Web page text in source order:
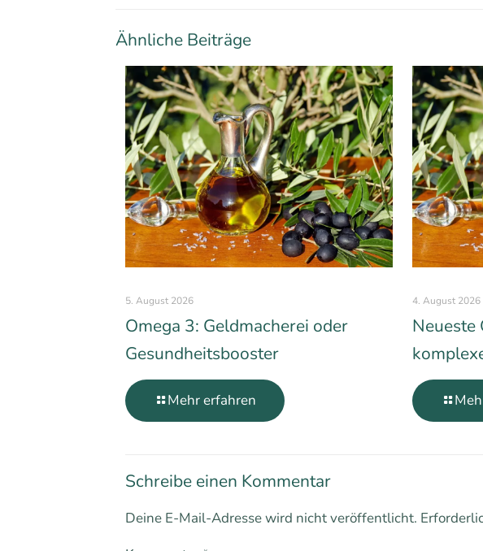
Ähnliche Beiträge
5. August 2026
Omega 3: Geldmacherei oder
Gesundheitsbooster
Mehr erfahren
4. August 2026
Neueste
Schreibe einen Kommentar
Deine E-Mail-Adresse wird nicht veröffentlicht.